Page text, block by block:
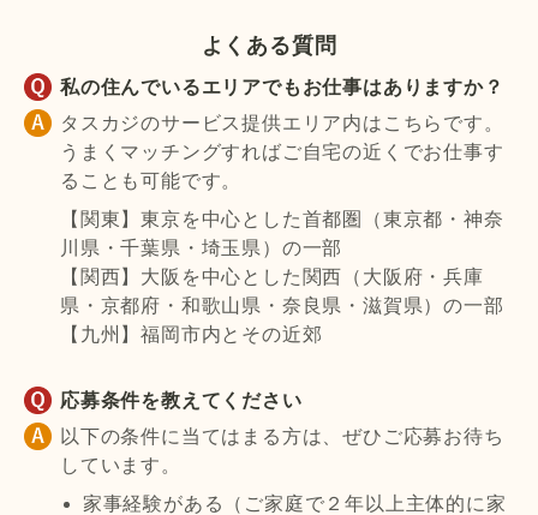
よくある質問
私の住んでいるエリアでもお仕事はありますか？
タスカジのサービス提供エリア内はこちらです。
うまくマッチングすればご自宅の近くでお仕事す
ることも可能です。
【関東】東京を中心とした首都圏（東京都・神奈
川県・千葉県・埼玉県）の一部
【関西】大阪を中心とした関西（大阪府・兵庫
県・京都府・和歌山県・奈良県・滋賀県）の一部
【九州】福岡市内とその近郊
応募条件を教えてください
以下の条件に当てはまる方は、ぜひご応募お待ち
しています。
家事経験がある（ご家庭で２年以上主体的に家